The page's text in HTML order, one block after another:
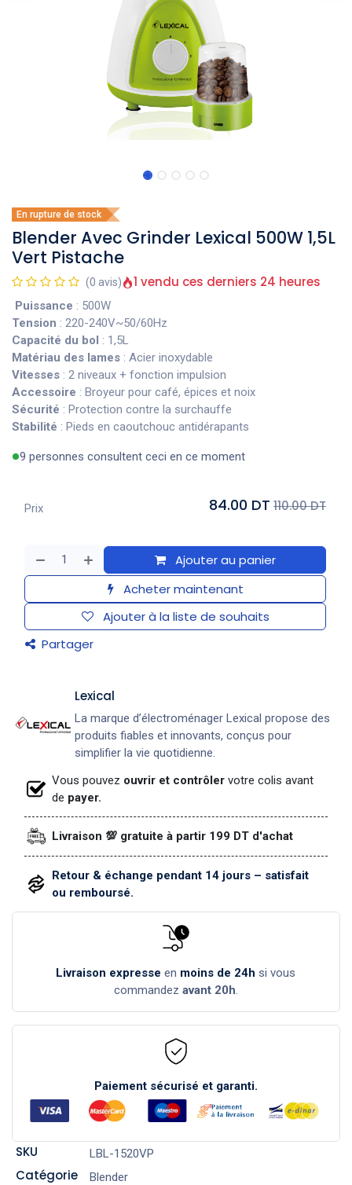
En rupture de stock
Blender Avec Grinder Lexical 500W 1,5L
Vert Pistache
(0 avis) 1 vendu ces derniers 24 heures
Puissance : 500W
Tension : 220-240V~50/60Hz
Capacité du bol : 1,5L
Matériau des lames : Acier inoxydable
Vitesses : 2 niveaux + fonction impulsion
Accessoire : Broyeur pour café, épices et noix
Sécurité : Protection contre la surchauffe
Stabilité : Pieds en caoutchouc antidérapants
9 personnes consultent ceci en ce moment
Ajouter au panier
Acheter maintenant
Ajouter à la liste de souhaits
Partager
Prix 84.00 DT 110.00 DT
Lexical
La marque d’électroménager Lexical propose des
produits fiables et innovants, conçus pour
simplifier la vie quotidienne.
Vous pouvez ouvrir et contrôler votre colis avant
de payer.
Livraison 💯 gratuite à partir 199 DT d'achat
Retour & échange pendant 14 jours – satisfait
ou remboursé.
Livraison expresse en moins de 24h si vous
commandez avant 20h.
Paiement sécurisé et garanti.
SKU LBL-1520VP
Catégorie Blender